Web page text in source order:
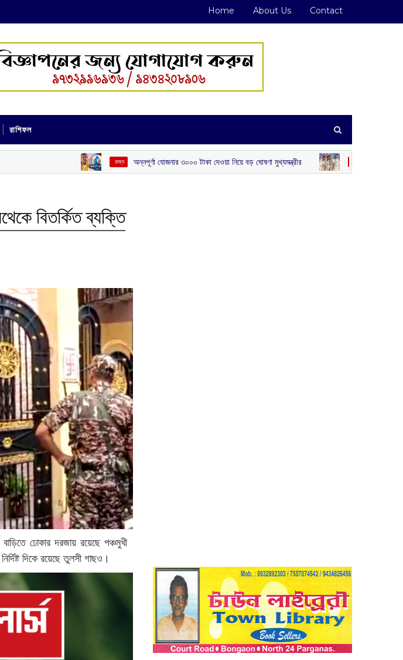
Home About Us Contact
রাশিফল
অন্নপূর্ণা যোজনার ৩০০০ টাকা দেওয়া নিয়ে বড় ঘোষণা মুখ্যমন্ত্রীর খেলা শ্রীলঙ্কাকে হারাতে বিশেষ
বিতর্কিত ব্যক্তি
ঢোকার দরজায় রয়েছে পঞ্চমুখী
দিকে রয়েছে তুলসী গাছও।